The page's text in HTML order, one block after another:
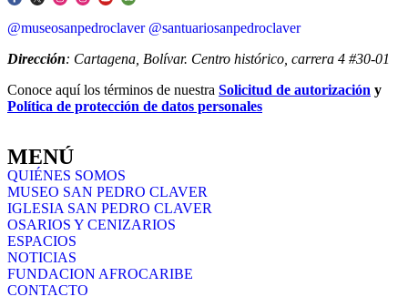
@museosanpedroclaver @santuariosanpedroclaver
Dirección: Cartagena, Bolívar. Centro histórico, carrera 4 #30-01
Conoce aquí los términos de nuestra Solicitud de autorización y
Política de protección de datos personales
MENÚ
QUIÉNES SOMOS
MUSEO SAN PEDRO CLAVER
IGLESIA SAN PEDRO CLAVER
OSARIOS Y CENIZARIOS
ESPACIOS
NOTICIAS
FUNDACION AFROCARIBE
CONTACTO